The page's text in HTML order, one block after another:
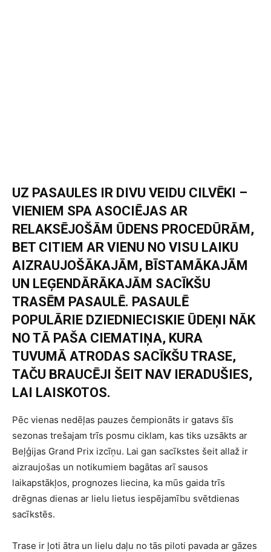
UZ PASAULES IR DIVU VEIDU CILVĒKI –
VIENIEM SPA ASOCIĒJAS AR
RELAKSĒJOŠĀM ŪDENS PROCEDŪRĀM,
BET CITIEM AR VIENU NO VISU LAIKU
AIZRAUJOŠĀKAJĀM, BĪSTAMĀKAJĀM
UN LEĢENDĀRĀKAJĀM SACĪKŠU
TRASĒM PASAULĒ. PASAULĒ
POPULĀRIE DZIEDNIECISKIE ŪDEŅI NĀK
NO TĀ PAŠA CIEMATIŅA, KURA
TUVUMĀ ATRODAS SACĪKŠU TRASE,
TAČU BRAUCĒJI ŠEIT NAV IERADUŠIES,
LAI LAISKOTOS.
Pēc vienas nedēļas pauzes čempionāts ir gatavs šīs
sezonas trešajam trīs posmu ciklam, kas tiks uzsākts ar
Beļģijas Grand Prix izcīņu. Lai gan sacīkstes šeit allaž ir
aizraujošas un notikumiem bagātas arī sausos
laikapstākļos, prognozes liecina, ka mūs gaida trīs
drēgnas dienas ar lielu lietus iespējamību svētdienas
sacīkstēs.
Trase ir ļoti ātra un lielu daļu no tās piloti pavada ar gāzes